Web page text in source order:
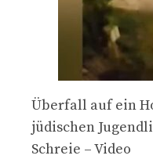
Überfall auf ein
jüdischen
Schreie – Video